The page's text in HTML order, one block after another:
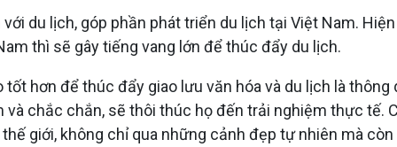
du lịch, góp phần phát triển du lịch tại Việt Nam.
thì sẽ gây tiếng vang lớn để thúc đẩy du lịch.
hơn để thúc đẩy giao lưu văn hóa và du lịch là thông
chắc chắn, sẽ thôi thúc họ đến trải nghiệm thực tế.
giới, không chỉ qua những cảnh đẹp tự nhiên mà